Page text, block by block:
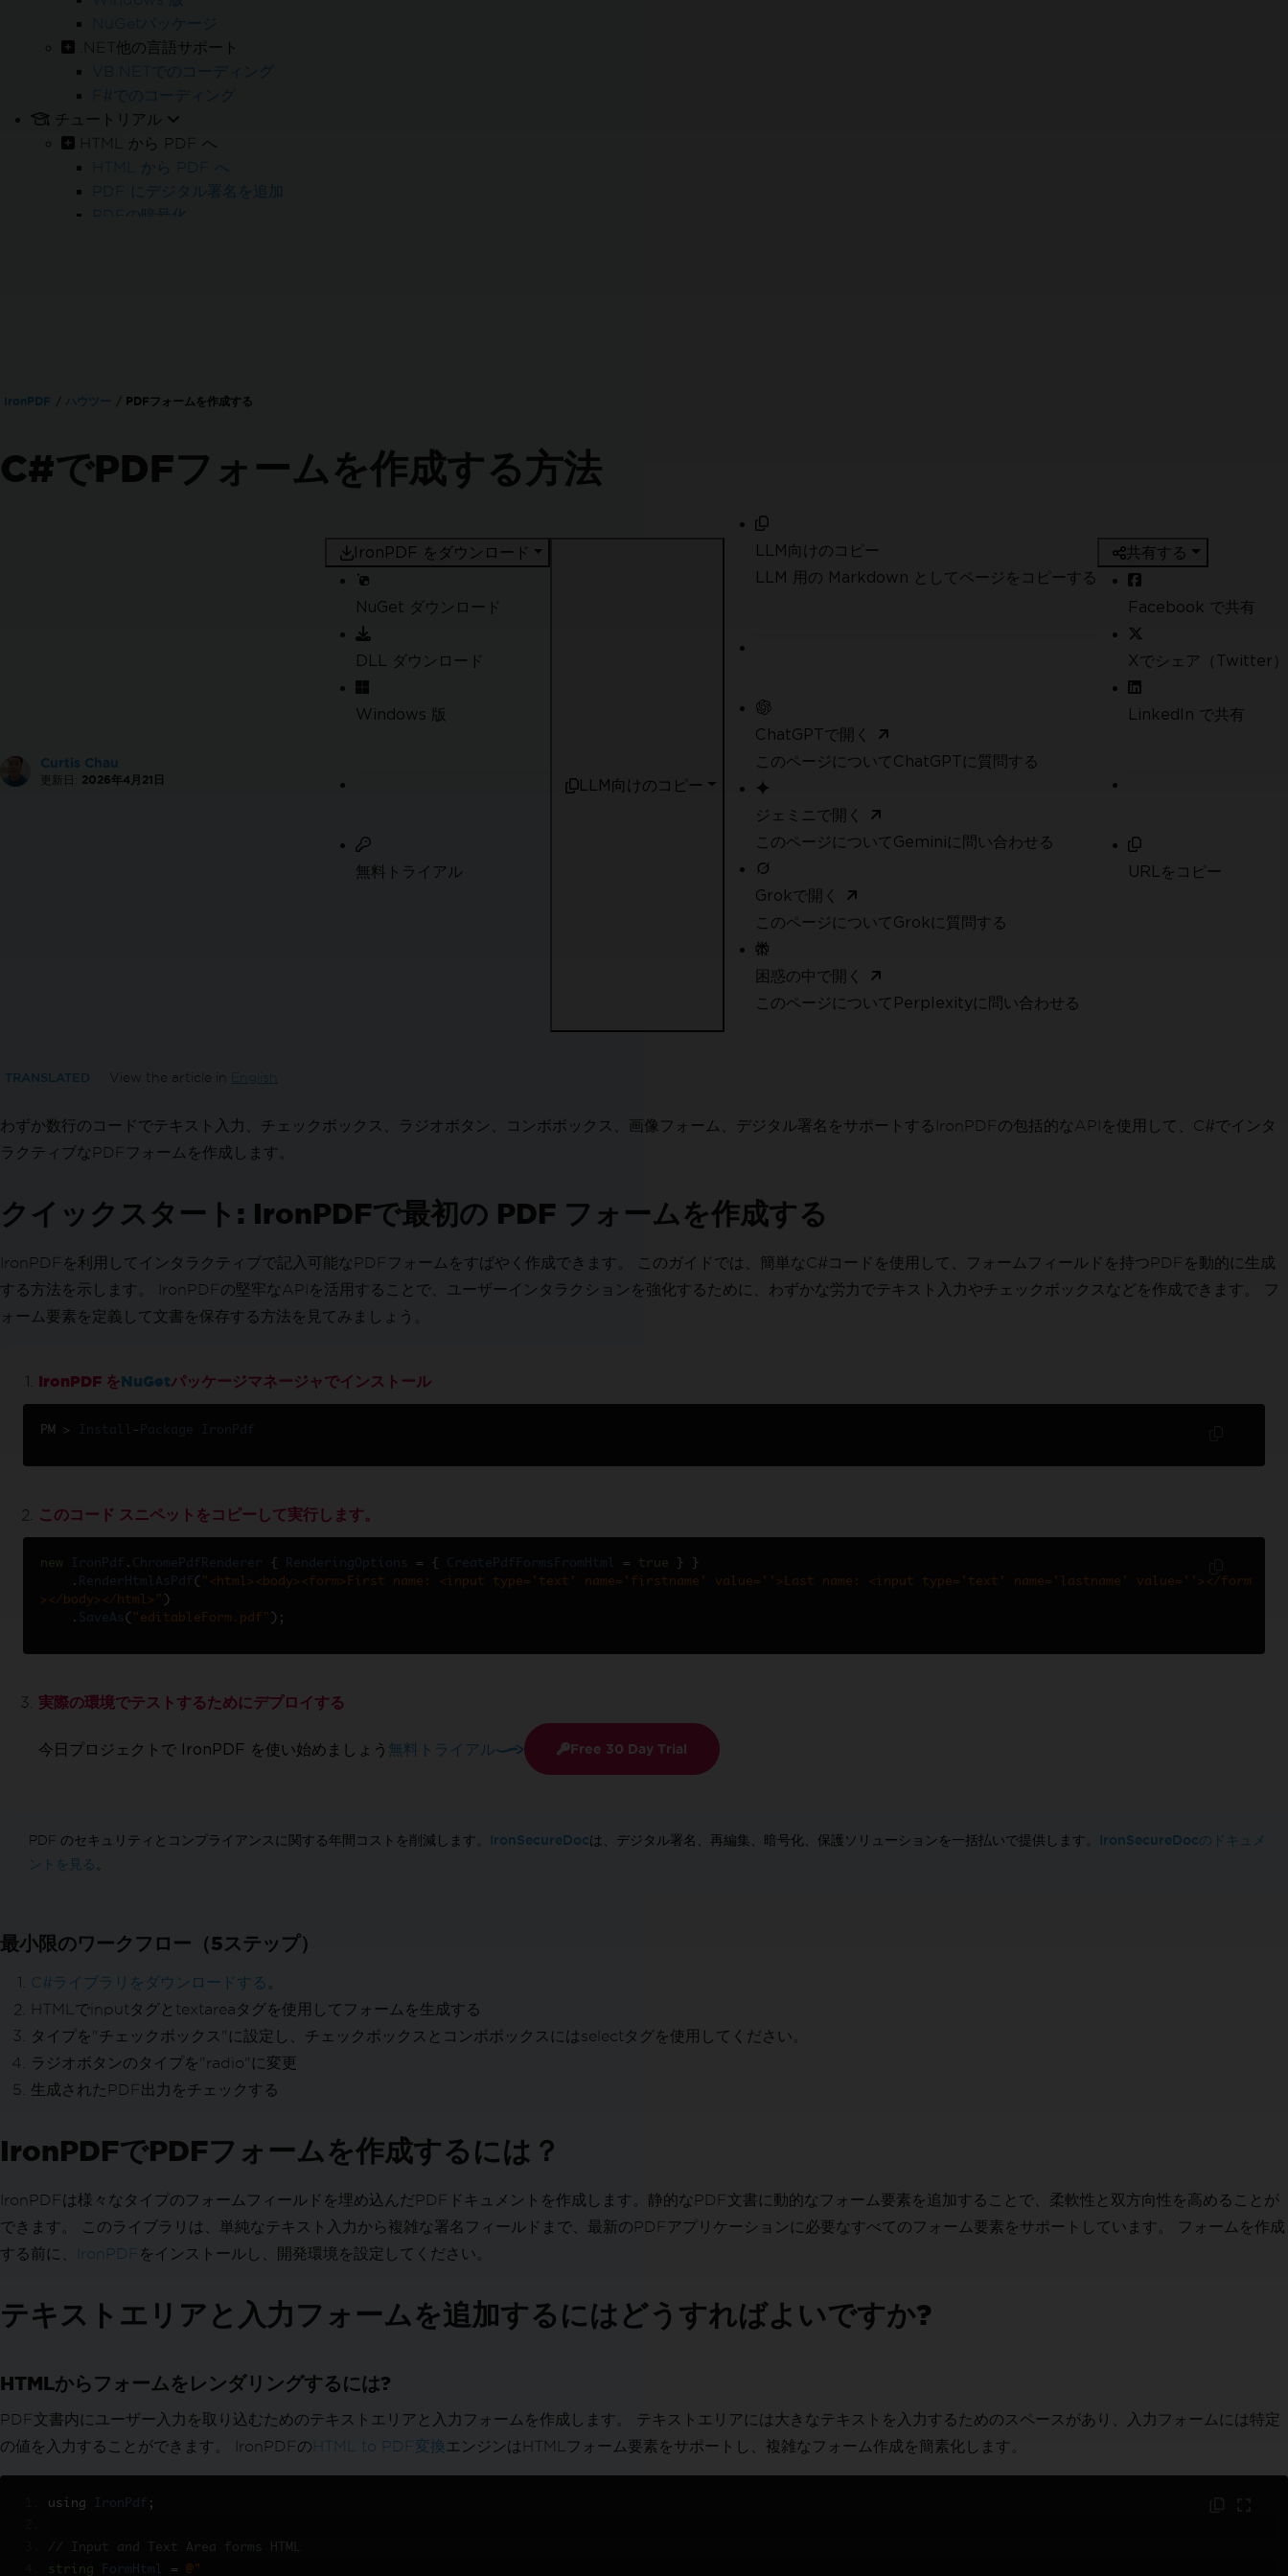
NuGetパッケージ
.NET他の言語サポート
VB.NETでのコーディング
F#でのコーディング
チュートリアル
HTML から PDF へ
HTML から PDF へ
PDF にデジタル署名を追加
PDFの暗号化
PDF アクセシビリティ (PDF/UA)
PDF作成
PDFの作成
Azure Blob Storageから画像を埋め込む
HTMLファイルからPDF
HTML ZIPファイルからのPDF
URLからPDF
PDFからの画像
DOCXをPDFに変換
MDをPDFに変換
XMLをPDFに変換
PDFをHTMLに
ASPXページからPDF
PDFレポートを生成
CSHTMLをPDFに (Razor Pages)
CSHTML から PDF へ (MVC フレームワーク)
CSHTMLからPDF（ヘッドレスで）
ウェブアクセシビリティ
TLSウェブサイト & システムログイン
クッキー
プロキシの構成
カスタマイズされたPDF変換
PDFレイアウトを改善
PDFを編集
PDF DOMオブジェクト
PDFドキュメントの保存とエクスポート
メモリからPDFを読み込む
PDFをメモリにエクスポート
ドキュメントテキストを編集
テキストおよび領域の修正
PDFデザインを強化
注釈を追加＆編集
テキスト & 画像のスタンプ
背景 & 前景
テキスト & ビットマップを描く
テキストとページを回転
PDFページを変換
PDFを整理する
PDF構造を編集
複数ページのPDFを分割
補足組織
添付ファイルの追加と削除
IronPDF ハウツー PDFフォームを作成する
C#でPDFフォームを作成する方法
Curtis Chau
更新日: 2026年4月21日
IronPDF をダウンロード
NuGet ダウンロード
DLL ダウンロード
Windows 版
無料トライアル
LLM向けのコピー
LLM向けのコピー
LLM 用の Markdown としてページをコピーする
ChatGPTで開く
このページについてChatGPTに質問する
ジェミニで開く
このページについてGeminiに問い合わせる
Grokで開く
このページについてGrokに質問する
困惑の中で開く
このページについてPerplexityに問い合わせる
共有する
Facebook で共有
Xでシェア（Twitter）
LinkedIn で共有
URLをコピー
TRANSLATED View the article in English
わずか数行のコードでテキスト入力、チェックボックス、ラジオボタン、コンボボックス、画像フォーム、デジタル署名をサポートするIronPDFの包括的なAPIを使用して、C#でインタ
ラクティブなPDFフォームを作成します。
クイックスタート: IronPDFで最初の PDF フォームを作成する
IronPDFを利用してインタラクティブで記入可能なPDFフォームをすばやく作成できます。 このガイドでは、簡単なC#コードを使用して、フォームフィールドを持つPDFを動的に生成
する方法を示します。 IronPDFの堅牢なAPIを活用することで、ユーザーインタラクションを強化するために、わずかな労力でテキスト入力やチェックボックスなどを作成できます。 フ
ォーム要素を定義して文書を保存する方法を見てみましょう。
IronPDF をNuGetパッケージマネージャでインストール
PM > Install - Package IronPdf
このコード スニペットをコピーして実行します。
new IronPdf . ChromePdfRenderer { RenderingOptions = { CreatePdfFormsFromHtml = true }
}
. RenderHtmlAsPdf ( "<html><body><form>First name: <input type='text' name='firstname' value=''>Last name: <input type='text' name='lastname' value=''></form
></body></html>" )
. SaveAs ( "editableForm.pdf" );
実際の環境でテストするためにデプロイする
今日プロジェクトで IronPDF を使い始めましょう 無料トライアル Free 30 Day Trial
PDF のセキュリティとコンプライアンスに関する年間コストを削減します。 IronSecureDocは、デジタル署名、再編集、暗号化、保護ソリューションを一括払いで提供します。
IronSecureDocのドキュメ
ントを見る
最小限のワークフロー（5ステップ）
C#ライブラリをダウンロードする
HTMLでinputタグとtextareaタグを使用してフォームを生成する
タイプを"チェックボックス"に設定し、チェックボックスとコンボボックスにはselectタグを使用してください。
ラジオボタンのタイプを"radio"に変更
生成されたPDF出力をチェックする
IronPDFでPDFフォームを作成するには？
IronPDFは様々なタイプのフォームフィールドを埋め込んだPDFドキュメントを作成します。静的なPDF文書に動的なフォーム要素を追加することで、柔軟性と双方向性を高めることが
できます。 このライブラリは、単純なテキスト入力から複雑な署名フィールドまで、最新のPDFアプリケーションに必要なすべてのフォーム要素をサポートしています。 フォームを作成
する前に、
IronPDF をインストールし、開発環境を設定してください。
テキストエリアと入力フォームを追加するにはどうすればよいですか?
HTMLからフォームをレンダリングするには?
PDF文書内にユーザー入力を取り込むためのテキストエリアと入力フォームを作成します。 テキストエリアには大きなテキストを入力するためのスペースがあり、入力フォームには特定
の値を入力することができます。 IronPDFのHTML to PDF変換 エンジンはHTMLフォーム要素をサポートし、複雑なフォーム作成を簡素化します。
using IronPdf ;
// Input and Text Area forms HTML
string
FormHtml = @"